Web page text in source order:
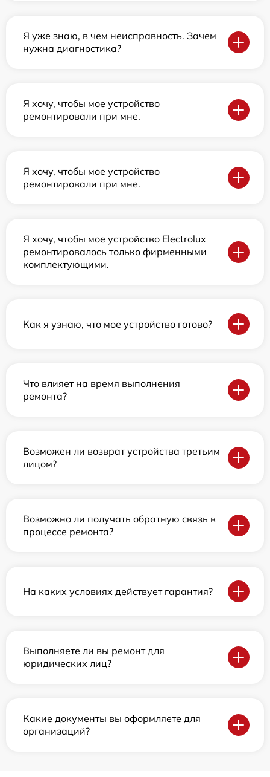
Я уже знаю, в чем неисправность. Зачем
нужна диагностика?
Я хочу, чтобы мое устройство
ремонтировали при мне.
Я хочу, чтобы мое устройство
ремонтировали при мне.
Я хочу, чтобы мое устройство Electrolux
ремонтировалось только фирменными
комплектующими.
Как я узнаю, что мое устройство готово?
Что влияет на время выполнения
ремонта?
Возможен ли возврат устройства третьим
лицом?
Возможно ли получать обратную связь в
процессе ремонта?
На каких условиях действует гарантия?
Выполняете ли вы ремонт для
юридических лиц?
Какие документы вы оформляете для
организаций?